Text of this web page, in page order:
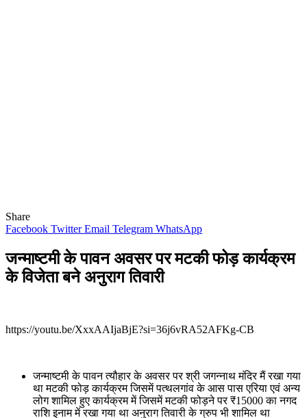
Share
Facebook Twitter Email Telegram WhatsApp
जन्माष्टमी के पावन अवसर पर मटकी फोड़ कार्यक्रम
के विजेता बने अनुराग तिवारी
­https://youtu.be/XxxAAIjaBjE?si=36j6vRA52AFKg-CB
जन्माष्टमी के पावन त्यौहार के अवसर पर श्री जगन्नाथ मंदिर मैं रखा गया
था मटकी फोड़ कार्यक्रम जिसमें पत्थलगांव के आस पास एरिया एवं अन्य
लोग शामिल हुए कार्यक्रम में जिसमें मटकी फोड़ने पर ₹15000 का नगद
राशि इनाम में रखा गया था अनुराग तिवारी के ग्रुप भी शामिल था